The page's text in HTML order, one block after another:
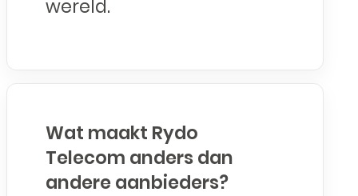
wereld.
Wat maakt Rydo
Telecom anders dan
andere aanbieders?